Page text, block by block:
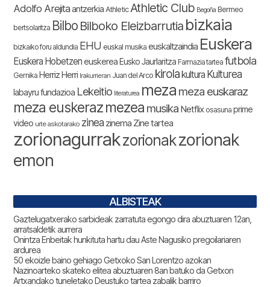
Adolfo Arejitaantzerkia Athletic Athletic Club Begoña Bermeo
bertsolaritza Bilbo Bilboko Eleizbarrutia bizkaia
bizkaiko foru aldundia EHU euskal musika euskaltzaindia Euskera
Euskera Hobetzeneuskerea Eusko Jaurlaritza Farmazia tartea futbola
Gernika Herriz Herri Irakurrieran Juan del Arco kirola kultura Kulturea
labayru fundazioa Lekeitio literaturea meza meza euskaraz
meza euskerazmezea musika Netflix osasuna prime
video urte askotarako zinea zinema Zine tartea
zorionagurrakzorionakzorionak
emon
ALBISTEAK
Gaztelugatxerako sarbideak zarratuta egongo dira abuztuaren 12an,
arratsaldetik aurrera
Onintza Enbeitak hunkituta hartu dau Aste Nagusiko pregoilariaren
ardurea
50 ekoizle baino gehiago Getxoko San Lorentzo azokan
Nazinoarteko skateko elitea abuztuaren 8an batuko da Getxon
Artxandako tuneletako Deustuko tartea zabalik barriro